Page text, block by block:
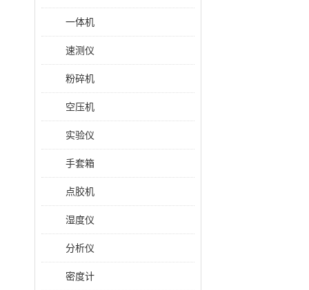
一体机
速测仪
粉碎机
空压机
实验仪
手套箱
点胶机
湿度仪
分析仪
密度计